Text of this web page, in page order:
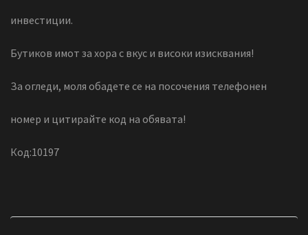
инвестиции.
Бутиков имот за хора с вкус и високи изисквания!
За огледи, моля обадете се на посочения телефонен
номер и цитирайте код на обявата!
Код:10197